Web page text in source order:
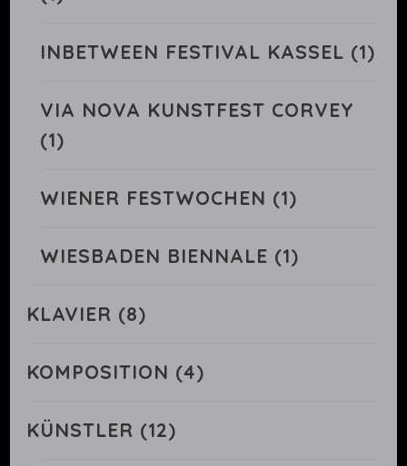
INBETWEEN FESTIVAL KASSEL (1)
VIA NOVA KUNSTFEST CORVEY
(1)
WIENER FESTWOCHEN (1)
WIESBADEN BIENNALE (1)
KLAVIER (8)
KOMPOSITION (4)
KÜNSTLER (12)